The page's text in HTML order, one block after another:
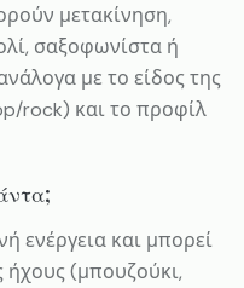
μετακίνηση,
σαξοφωνίστα ή
με το είδος της
rock) και το προφίλ
ενέργεια και μπορεί
ήχους (μπουζούκι,